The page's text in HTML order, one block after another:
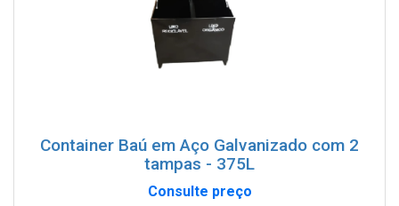
Container Baú em Aço Galvanizado com 2
tampas - 375L
Consulte preço